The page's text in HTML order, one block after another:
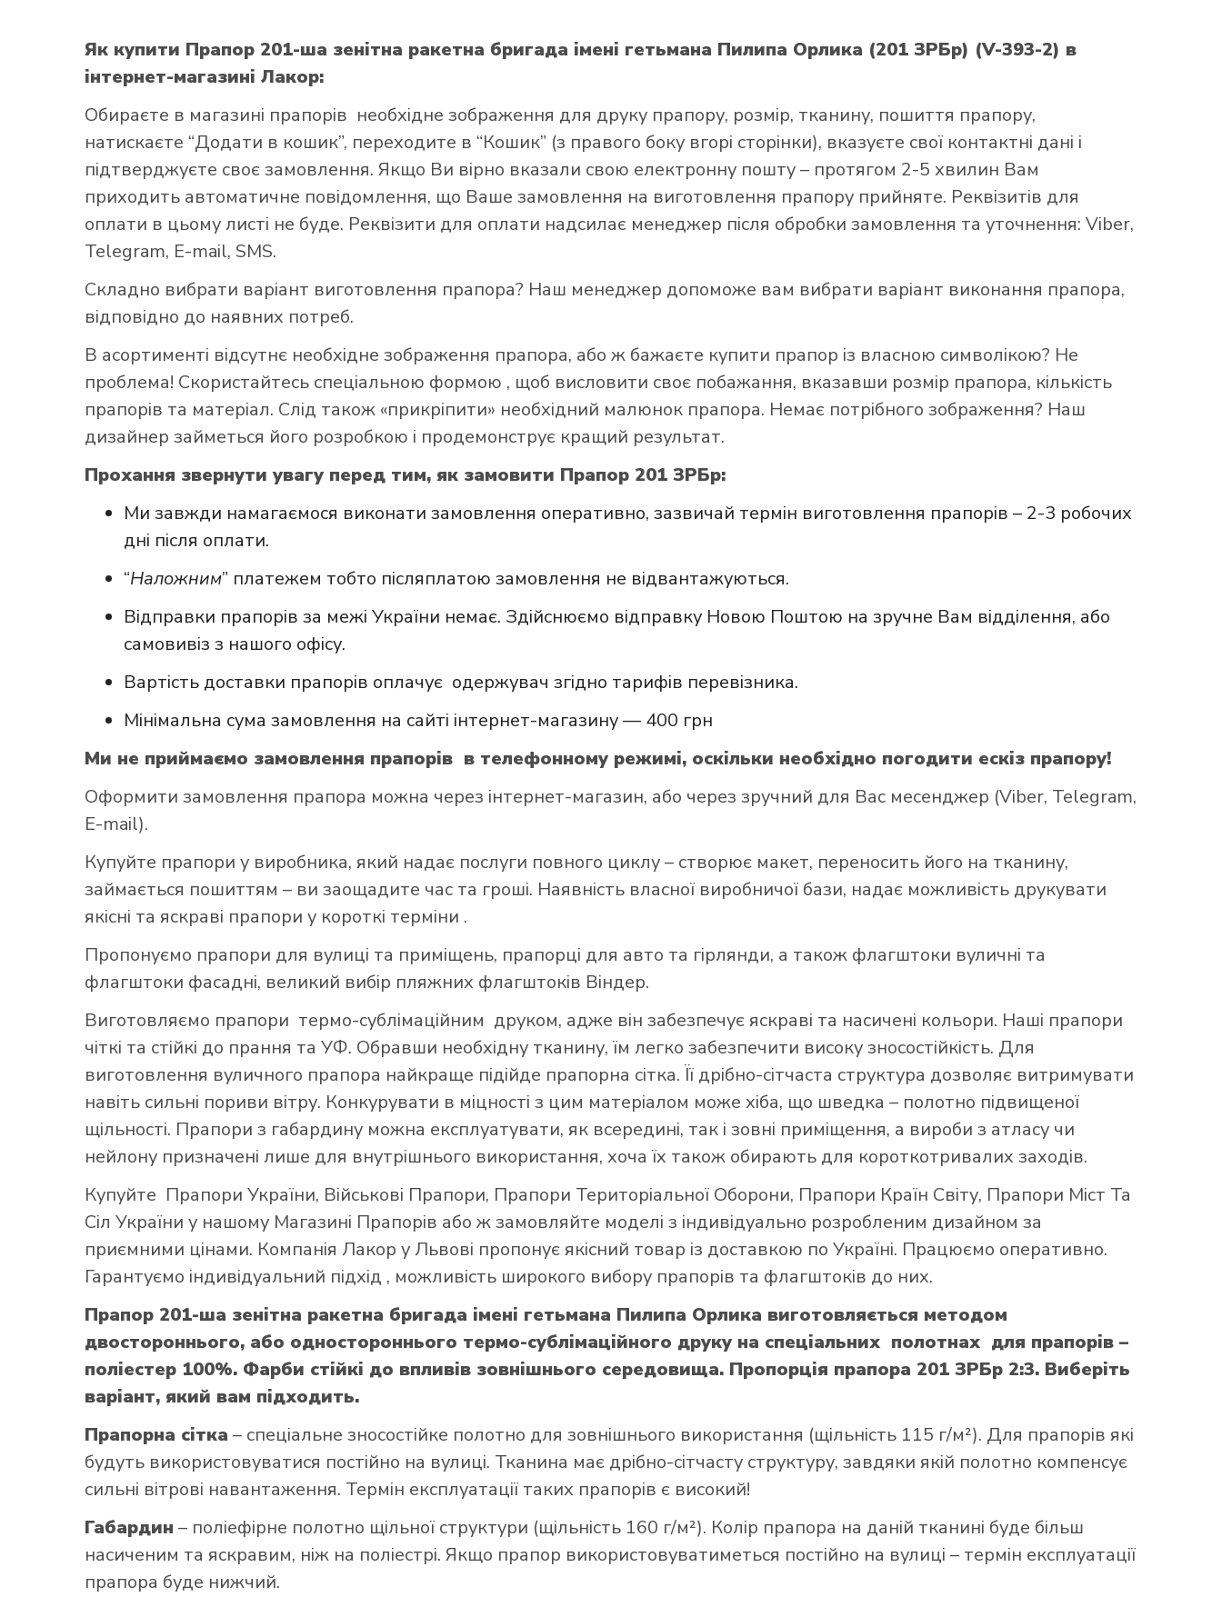
Як купити Прапор 201-ша зенітна ракетна бригада імені гетьмана Пилипа Орлика (201 ЗРБр) (V-393-2) в
інтернет-магазині Лакор:
Обираєте в магазині прапорів необхідне зображення для друку прапору, розмір, тканину, пошиття прапору,
натискаєте “Додати в кошик”, переходите в “Кошик” (з правого боку вгорі сторінки), вказуєте свої контактні дані і
підтверджуєте своє замовлення. Якщо Ви вірно вказали свою електронну пошту – протягом 2-5 хвилин Вам
приходить автоматичне повідомлення, що Ваше замовлення на виготовлення прапору прийняте. Реквізитів для
оплати в цьому листі не буде. Реквізити для оплати надсилає менеджер після обробки замовлення та уточнення: Viber,
Telegram, E-mail, SMS.
Складно вибрати варіант виготовлення прапора? Наш менеджер допоможе вам вибрати варіант виконання прапора,
відповідно до наявних потреб.
В асортименті відсутнє необхідне зображення прапора, або ж бажаєте купити прапор із власною символікою? Не
проблема! Скористайтесь спеціальною формою , щоб висловити своє побажання, вказавши розмір прапора, кількість
прапорів та матеріал. Слід також «прикріпити» необхідний малюнок прапора. Немає потрібного зображення? Наш
дизайнер займеться його розробкою і продемонструє кращий результат.
Прохання звернути увагу перед тим, як замовити Прапор 201 ЗРБр:
Ми завжди намагаємося виконати замовлення оперативно, зазвичай термін виготовлення прапорів – 2-3 робочих
дні після оплати.
“Наложним” платежем тобто післяплатою замовлення не відвантажуються.
Відправки прапорів за межі України немає. Здійснюємо відправку Новою Поштою на зручне Вам відділення, або
самовивіз з нашого офісу.
Вартість доставки прапорів оплачує одержувач згідно тарифів перевізника.
Мінімальна сума замовлення на сайті інтернет-магазину — 400 грн
Ми не приймаємо замовлення прапорів в телефонному режимі, оскільки необхідно погодити ескіз прапору!
Оформити замовлення прапора можна через інтернет-магазин, або через зручний для Вас месенджер (Viber, Telegram,
E-mail).
Купуйте прапори у виробника, який надає послуги повного циклу – створює макет, переносить його на тканину,
займається пошиттям – ви заощадите час та гроші. Наявність власної виробничої бази, надає можливість друкувати
якісні та яскраві прапори у короткі терміни .
Пропонуємо прапори для вулиці та приміщень, прапорці для авто та гірлянди, а також флагштоки вуличні та
флагштоки фасадні, великий вибір пляжних флагштоків Віндер.
Виготовляємо прапори термо-сублімаційним друком, адже він забезпечує яскраві та насичені кольори. Наші прапори
чіткі та стійкі до прання та УФ. Обравши необхідну тканину, їм легко забезпечити високу зносостійкість. Для
виготовлення вуличного прапора найкраще підійде прапорна сітка. Її дрібно-сітчаста структура дозволяє витримувати
навіть сильні пориви вітру. Конкурувати в міцності з цим матеріалом може хіба, що шведка – полотно підвищеної
щільності. Прапори з габардину можна експлуатувати, як всередині, так і зовні приміщення, а вироби з атласу чи
нейлону призначені лише для внутрішнього використання, хоча їх також обирають для короткотривалих заходів.
Купуйте Прапори України, Військові Прапори, Прапори Територіальної Оборони, Прапори Країн Світу, Прапори Міст Та
Сіл України у нашому Магазині Прапорів або ж замовляйте моделі з індивідуально розробленим дизайном за
приємними цінами. Компанія Лакор у Львові пропонує якісний товар із доставкою по Україні. Працюємо оперативно.
Гарантуємо індивідуальний підхід , можливість широкого вибору прапорів та флагштоків до них.
Прапор 201-ша зенітна ракетна бригада імені гетьмана Пилипа Орлика виготовляється методом
двостороннього, або одностороннього термо-сублімаційного друку на спеціальних полотнах для прапорів –
поліестер 100%. Фарби стійкі до впливів зовнішнього середовища. Пропорція прапора 201 ЗРБр 2:3. Виберіть
варіант, який вам підходить.
Прапорна сітка – спеціальне зносостійке полотно для зовнішнього використання (щільність 115 г/м²). Для прапорів які
будуть використовуватися постійно на вулиці. Тканина має дрібно-сітчасту структуру, завдяки якій полотно компенсує
сильні вітрові навантаження. Термін експлуатації таких прапорів є високий!
Габардин – поліефірне полотно щільної структури (щільність 160 г/м²). Колір прапора на даній тканині буде більш
насиченим та яскравим, ніж на поліестрі. Якщо прапор використовуватиметься постійно на вулиці – термін експлуатації
прапора буде нижчий.
Як купити прапор в інтернет-магазині Лакор: